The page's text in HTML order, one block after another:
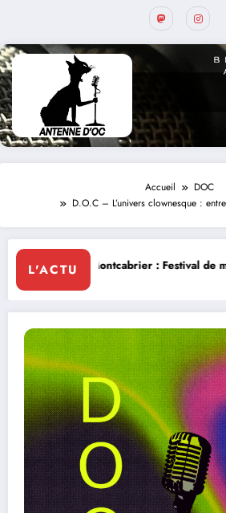
Accueil
DOC
D.O.C – L’univers clownesque :
L'ACTU
: Festival de musique classique le 8